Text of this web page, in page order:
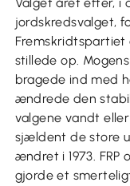
jordskredsvalget,
stillede op.
bragede ind med
ændrede den
valgene vandt
sjældent de store
ændret i 1973. FRP
gjorde et